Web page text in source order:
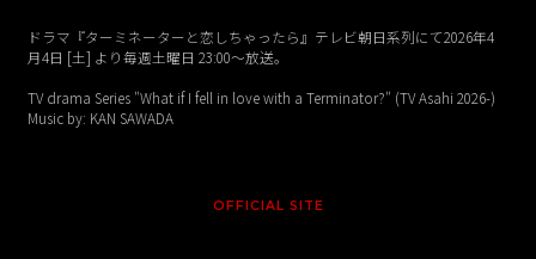
ドラマ『ターミネーターと恋しちゃったら』テレビ朝日系列にて2026年4
月4日 [土] より毎週土曜日 23:00〜放送。
TV drama Series "What if I fell in love with a Terminator?" (TV Asahi 2026-)
Music by: KAN SAWADA
OFFICIAL SITE